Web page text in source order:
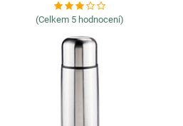
(Celkem 5 hodnocení)